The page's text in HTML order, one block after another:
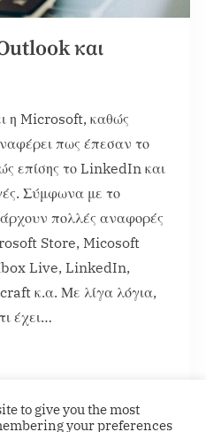
και
η Microsoft, καθώς
πως έπεσαν το
επίσης το LinkedIn και
Σύμφωνα με το
πολλές αναφορές
Store, Micosoft
Live, LinkedIn,
κ.α. Με λίγα λόγια,
έχει…
to give you the most
your preferences